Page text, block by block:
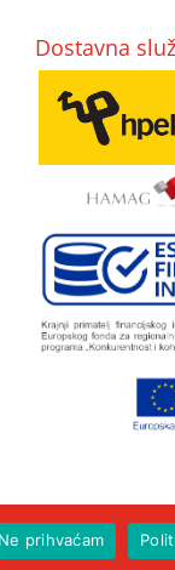
Dostavna
Ne prihvaćam